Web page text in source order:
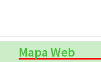
Mapa Web